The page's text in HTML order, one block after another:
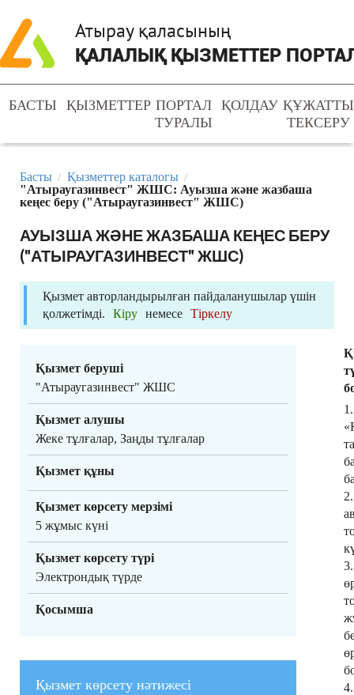
Атырау қаласының
ҚАЛАЛЫҚ ҚЫЗМЕТТЕР
БАСТЫ ҚЫЗМЕТТЕР ПОРТАЛ
ТУРАЛЫ
ҚОЛДАУ ҚҰЖАТТЫ
ТЕКСЕРУ
Басты / Қызметтер каталогы /
"Атыраугазинвест" ЖШС: Ауызша және жазбаша
кеңес беру ("Атыраугазинвест" ЖШС)
АУЫЗША ЖӘНЕ ЖАЗБАША КЕҢЕС БЕРУ
("АТЫРАУГАЗИНВЕСТ" ЖШС)
Қызмет авторландырылған пайдаланушылар үшін
қолжетімді.
Кіру немесе Тіркелу
Қызмет беруші
"Атыраугазинвест" ЖШС
Қызмет алушы
Жеке тұлғалар, Заңды тұлғалар
Қызмет құны
Қызмет көрсету мерзімі
5 жұмыс күні
Қызмет көрсету түрі
Электрондық түрде
Қосымша
Қызмет көрсету нәтижесі